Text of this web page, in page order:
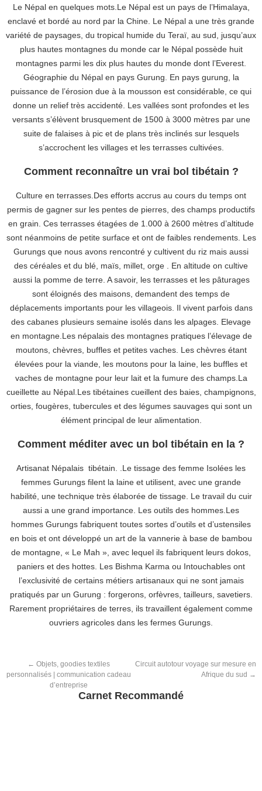
Le Népal en quelques mots.Le Népal est un pays de l’Himalaya,
enclavé et bordé au nord par la Chine. Le Népal a une très grande
variété de paysages, du tropical humide du Teraï, au sud, jusqu’aux
plus hautes montagnes du monde car le Népal possède huit
montagnes parmi les dix plus hautes du monde dont l’Everest.
Géographie du Népal en pays Gurung. En pays gurung, la
puissance de l’érosion due à la mousson est considérable, ce qui
donne un relief très accidenté. Les vallées sont profondes et les
versants s’élèvent brusquement de 1500 à 3000 mètres par une
suite de falaises à pic et de plans très inclinés sur lesquels
s’accrochent les villages et les terrasses cultivées.
Comment reconnaître un vrai bol tibétain ?
Culture en terrasses.Des efforts accrus au cours du temps ont
permis de gagner sur les pentes de pierres, des champs productifs
en grain. Ces terrasses étagées de 1.000 à 2600 mètres d’altitude
sont néanmoins de petite surface et ont de faibles rendements. Les
Gurungs que nous avons rencontré y cultivent du riz mais aussi
des céréales et du blé, maïs, millet, orge . En altitude on cultive
aussi la pomme de terre. A savoir, les terrasses et les pâturages
sont éloignés des maisons, demandent des temps de
déplacements importants pour les villageois. Il vivent parfois dans
des cabanes plusieurs semaine isolés dans les alpages. Elevage
en montagne.Les népalais des montagnes pratiques l’élevage de
moutons, chèvres, buffles et petites vaches. Les chèvres étant
élevées pour la viande, les moutons pour la laine, les buffles et
vaches de montagne pour leur lait et la fumure des champs.La
cueillette au Népal.Les tibétaines cueillent des baies, champignons,
orties, fougères, tubercules et des légumes sauvages qui sont un
élément principal de leur alimentation.
Comment méditer avec un bol tibétain en la ?
Artisanat Népalais tibétain. .Le tissage des femme Isolées les
femmes Gurungs filent la laine et utilisent, avec une grande
habilité, une technique très élaborée de tissage. Le travail du cuir
aussi a une grand importance. Les outils des hommes.Les
hommes Gurungs fabriquent toutes sortes d’outils et d’ustensiles
en bois et ont développé un art de la vannerie à base de bambou
de montagne, « Le Mah », avec lequel ils fabriquent leurs dokos,
paniers et des hottes. Les Bishma Karma ou Intouchables ont
l’exclusivité de certains métiers artisanaux qui ne sont jamais
pratiqués par un Gurung : forgerons, orfèvres, tailleurs, savetiers.
Rarement propriétaires de terres, ils travaillent également comme
ouvriers agricoles dans les fermes Gurungs.
← Objets, goodies textiles
personnalisés | communication cadeau
d’entreprise
Circuit autotour voyage sur mesure en
Afrique du sud →
Carnet Recommandé